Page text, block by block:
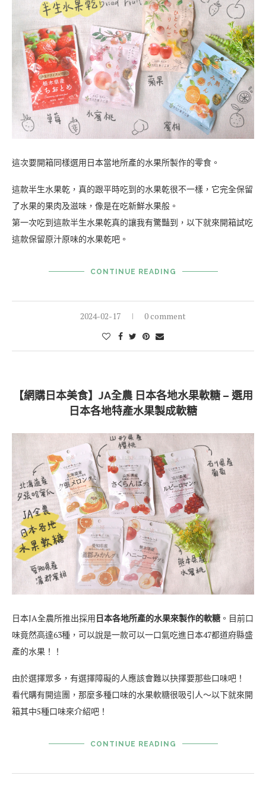
這次要開箱同樣選用日本當地所產的水果所製作的零食。
這款半生水果乾，真的跟平時吃到的水果乾很不一樣，它完全保留
了水果的果肉及滋味，像是在吃新鮮水果般。
第一次吃到這款半生水果乾真的讓我有驚豔到，以下就來開箱試吃
這款保留原汁原味的水果乾吧。
CONTINUE READING
2024-02-17 0 comment
【網購日本美食】JA全農 日本各地水果軟糖 – 選用
日本各地特產水果製成軟糖
日本JA全農所推出採用日本各地所產的水果來製作的軟糖 。目前口
味竟然高達63種，可以說是一款可以一口氣吃進日本47都道府縣盛
產的水果！！
由於選擇眾多，有選擇障礙的人應該會難以抉擇要那些口味吧！
看代購有開這團，那麼多種口味的水果軟糖很吸引人～以下就來開
箱其中5種口味來介紹吧！
CONTINUE READING